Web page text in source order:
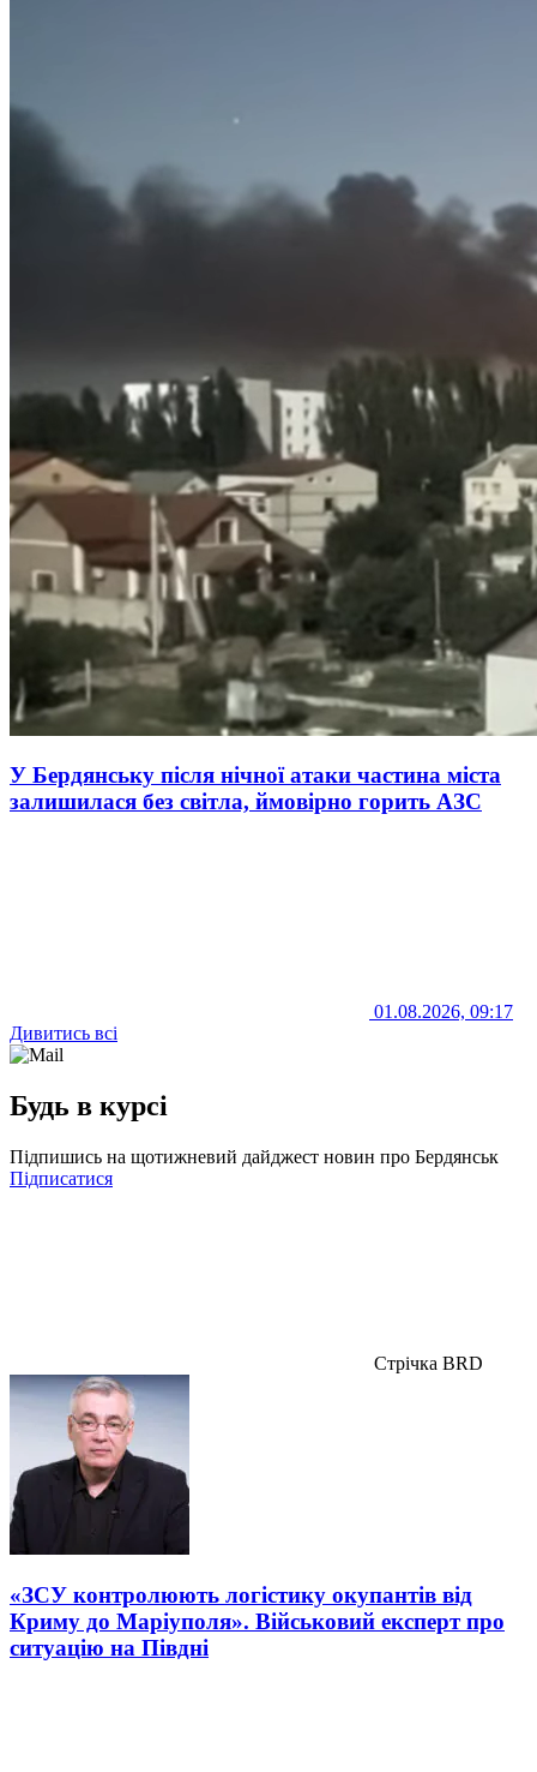
У Бердянську після нічної атаки частина міста
залишилася без світла, ймовірно горить АЗС
01.08.2026, 09:17
Дивитись всі
Будь в курсі
Підпишись на щотижневий дайджест новин про Бердянськ
Підписатися
Стрічка BRD
«ЗСУ контролюють логістику окупантів від
Криму до Маріуполя». Військовий експерт про
ситуацію на Півдні